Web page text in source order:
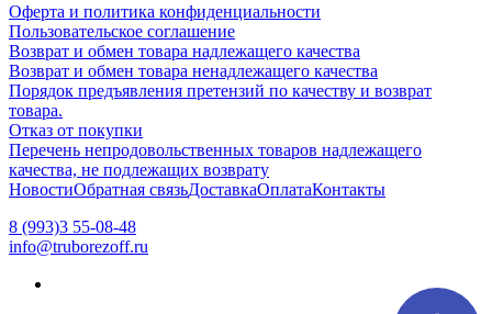
Оферта и политика конфиденциальности
Пользовательское соглашение
Возврат и обмен товара надлежащего качества
Возврат и обмен товара ненадлежащего качества
Порядок предъявления претензий по качеству и возврат
товара.
Отказ от покупки
Перечень непродовольственных товаров надлежащего
качества, не подлежащих возврату
НовостиОбратная связьДоставкаОплатаКонтакты
8 (993)3 55-08-48
info@truborezoff.ru